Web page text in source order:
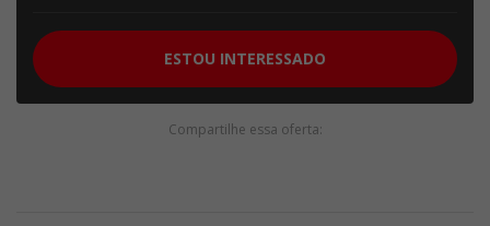
ESTOU INTERESSADO
Compartilhe essa oferta: